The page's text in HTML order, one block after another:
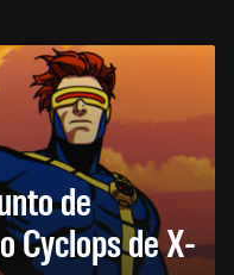
de
Cyclops de X-